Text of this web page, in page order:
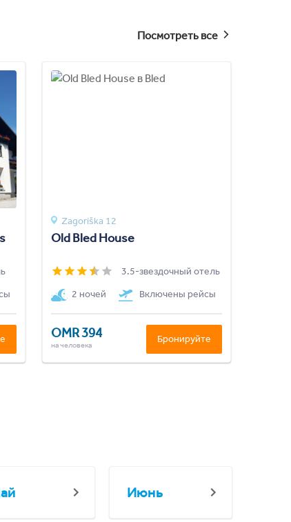
Посмотреть все
Zagoriška 12
Old Bled House
3.5-звездочный отель
2 ночей
Включены рейсы
OMR 394
на человека
Бронируйте
Июнь